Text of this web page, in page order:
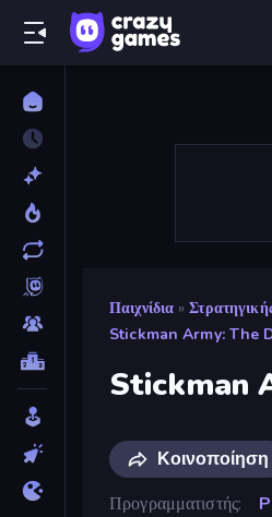
Παιχνίδια »
Stickman Army: The
Stickman
Κοινοποίηση
Προγραμματιστής